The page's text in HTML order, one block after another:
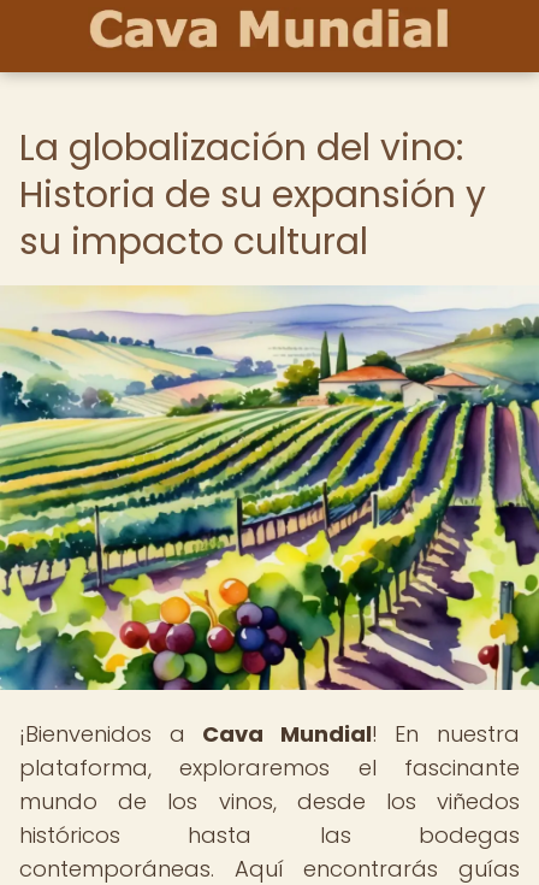
La globalización del vino:
Historia de su expansión y
su impacto cultural
¡Bienvenidos a Cava Mundial! En nuestra
plataforma, exploraremos el fascinante
mundo de los vinos, desde los viñedos
históricos hasta las bodegas
contemporáneas. Aquí encontrarás guías